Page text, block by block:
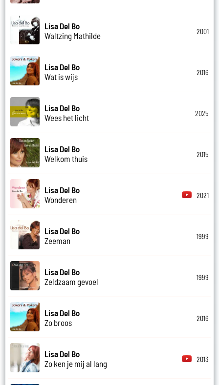
Lisa Del Bo
Waltzing Mathilde
2001
Lisa Del Bo
Wat is wijs
2016
Lisa Del Bo
Wees het licht
2025
Lisa Del Bo
Welkom thuis
2015
Lisa Del Bo
Wonderen
2021
Lisa Del Bo
Zeeman
1999
Lisa Del Bo
Zeldzaam gevoel
1999
Lisa Del Bo
Zo broos
2016
Lisa Del Bo
Zo ken je mij al lang
2013